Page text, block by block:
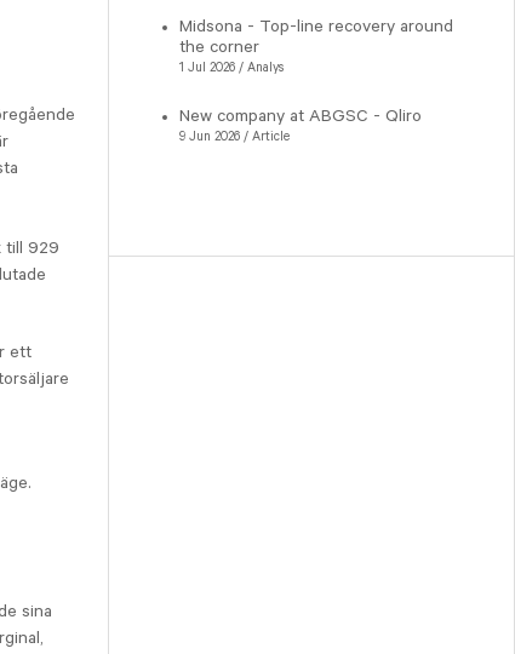
till 929
ett
sina
Midsona - Top-line recovery around
the corner
1 Jul 2026 / Analys
New company at ABGSC - Qliro
9 Jun 2026 / Article